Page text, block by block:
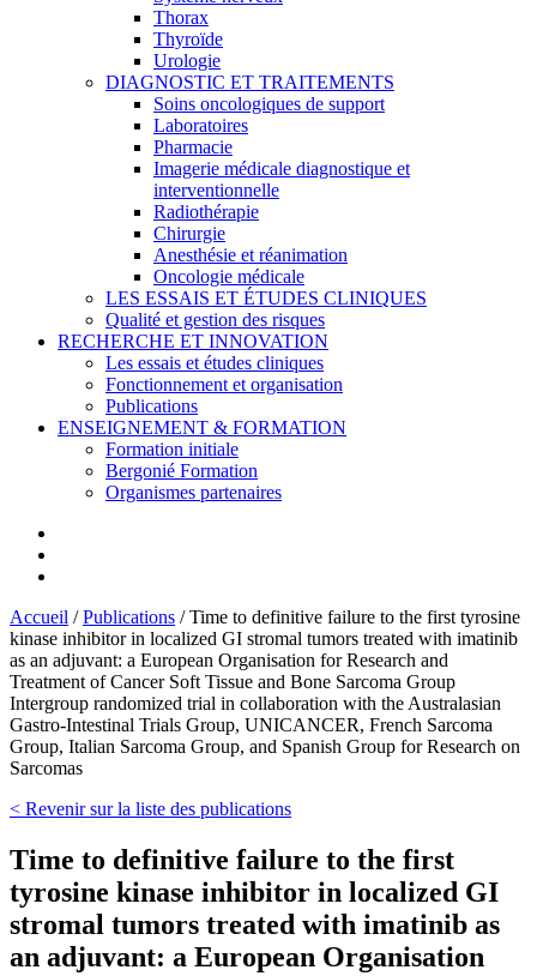
Thorax
Thyroïde
Urologie
DIAGNOSTIC ET TRAITEMENTS
Soins oncologiques de support
Laboratoires
Pharmacie
Imagerie médicale diagnostique et
interventionnelle
Radiothérapie
Chirurgie
Anesthésie et réanimation
Oncologie médicale
LES ESSAIS ET ÉTUDES CLINIQUES
Qualité et gestion des risques
RECHERCHE ET INNOVATION
Les essais et études cliniques
Fonctionnement et organisation
Publications
ENSEIGNEMENT & FORMATION
Formation initiale
Bergonié Formation
Organismes partenaires
Accueil /Publications /Time to definitive failure to the first tyrosine
kinase inhibitor in localized GI stromal tumors treated with imatinib
as an adjuvant: a European Organisation for Research and
Treatment of Cancer Soft Tissue and Bone Sarcoma Group
Intergroup randomized trial in collaboration with the Australasian
Gastro-Intestinal Trials Group, UNICANCER, French Sarcoma
Group, Italian Sarcoma Group, and Spanish Group for Research on
Sarcomas
< Revenir sur la liste des publications
Time to definitive failure to the first
tyrosine kinase inhibitor in localized GI
stromal tumors treated with imatinib as
an adjuvant: a European Organisation